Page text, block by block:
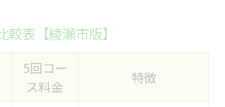
表【綾瀬市版】
5回コー
ス料金
特徴